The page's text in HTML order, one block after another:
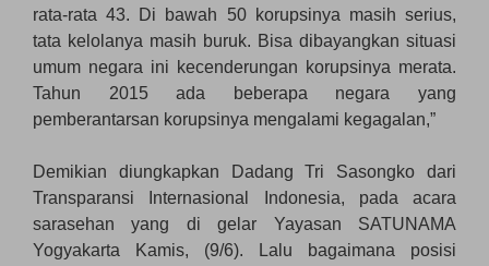
rata-rata 43. Di bawah 50 korupsinya masih serius,
tata kelolanya masih buruk. Bisa dibayangkan situasi
umum negara ini kecenderungan korupsinya merata.
Tahun 2015 ada beberapa negara yang
pemberantarsan korupsinya mengalami kegagalan,”
Demikian diungkapkan Dadang Tri Sasongko dari
Transparansi Internasional Indonesia, pada acara
sarasehan yang di gelar Yayasan SATUNAMA
Yogyakarta Kamis, (9/6). Lalu bagaimana posisi